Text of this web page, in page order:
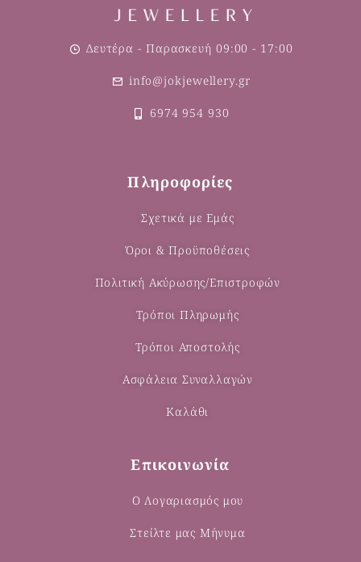
Δευτέρα - Παρασκευή 09:00 - 17:00
info@jokjewellery.gr
6974 954 930
Πληροφορίες
Σχετικά με Εμάς
Όροι & Προϋποθέσεις
Πολιτική Ακύρωσης/Επιστροφών
Τρόποι Πληρωμής
Τρόποι Αποστολής
Ασφάλεια Συναλλαγών
Καλάθι
Επικοινωνία
Ο Λογαριασμός μου
Στείλτε μας Μήνυμα